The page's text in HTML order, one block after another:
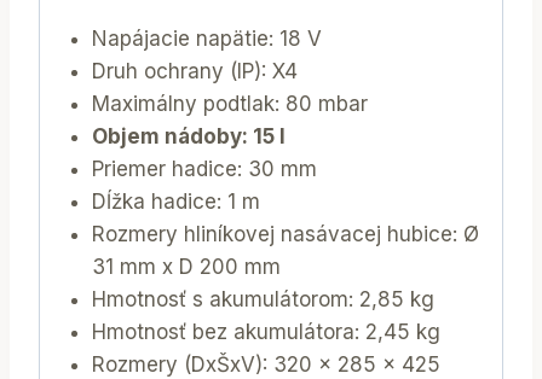
Napájacie napätie: 18 V
Druh ochrany (IP): X4
Maximálny podtlak: 80 mbar
Objem nádoby: 15 l
Priemer hadice: 30 mm
Dĺžka hadice: 1 m
Rozmery hliníkovej nasávacej hubice: Ø
31 mm x D 200 mm
Hmotnosť s akumulátorom: 2,85 kg
Hmotnosť bez akumulátora: 2,45 kg
Rozmery (DxŠxV): 320 x 285 x 425